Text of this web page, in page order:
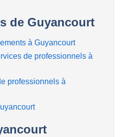
de Guyancourt
à Guyancourt
de professionnels à
professionnels à